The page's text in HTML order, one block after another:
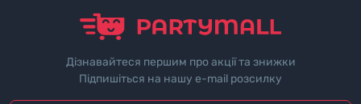
Дізнавайтеся першим про акції та знижки
Підпишіться на нашу e-mail розсилку